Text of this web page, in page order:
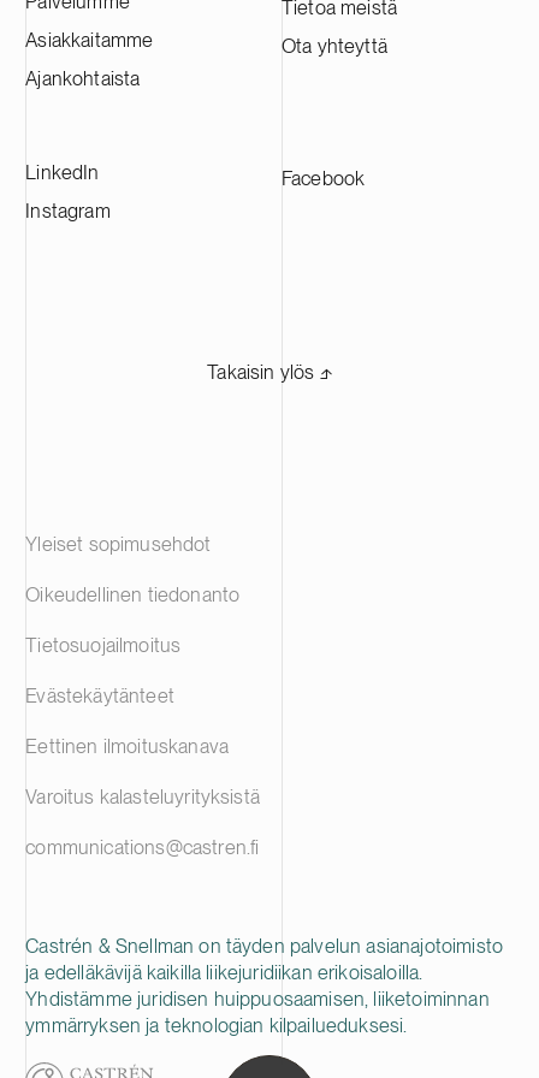
Asiakkaitamme
Ajankohtaista
Tietoa meistä
Ota yhteyttä
LinkedIn
Instagram
Facebook
Takaisin ylös ⬏
Castrén & Snellman on täyden palvelun asianajotoimisto
ja edelläkävijä kaikilla liikejuridiikan erikoisaloilla.
Yhdistämme juridisen huippuosaamisen, liiketoiminnan
ymmärryksen ja teknologian kilpailueduksesi.
Yleiset sopimusehdot
Oikeudellinen tiedonanto
Tietosuojailmoitus
Evästekäytänteet
Eettinen ilmoituskanava
Varoitus kalasteluyrityksistä
communications@castren.fi